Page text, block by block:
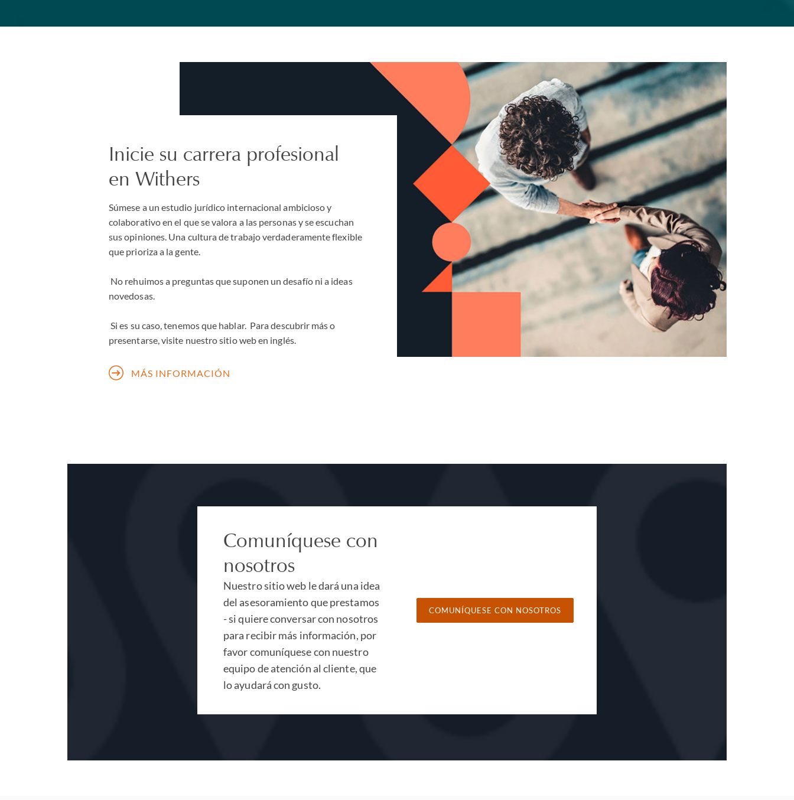
Inicie su carrera profesional
en Withers
Súmese a un estudio jurídico internacional ambicioso y
colaborativo en el que se valora a las personas y se escuchan
sus opiniones. Una cultura de trabajo verdaderamente flexible
que prioriza a la gente.
No rehuimos a preguntas que suponen un desafío ni a ideas
novedosas.
Si es su caso, tenemos que hablar. Para descubrir más o
presentarse, visite nuestro sitio web en inglés.
MÁS INFORMACIÓN
Comuníquese con
nosotros
Nuestro sitio web le dará una idea
del asesoramiento que prestamos
- si quiere conversar con nosotros
para recibir más información, por
favor comuníquese con nuestro
equipo de atención al cliente, que
lo ayudará con gusto.
COMUNÍQUESE CON NOSOTROS